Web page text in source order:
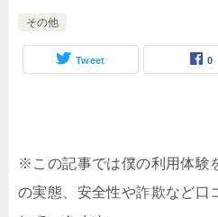
その他
Tweet 0
※この記事では僕の利用体験
の実態、安全性や詐欺など口